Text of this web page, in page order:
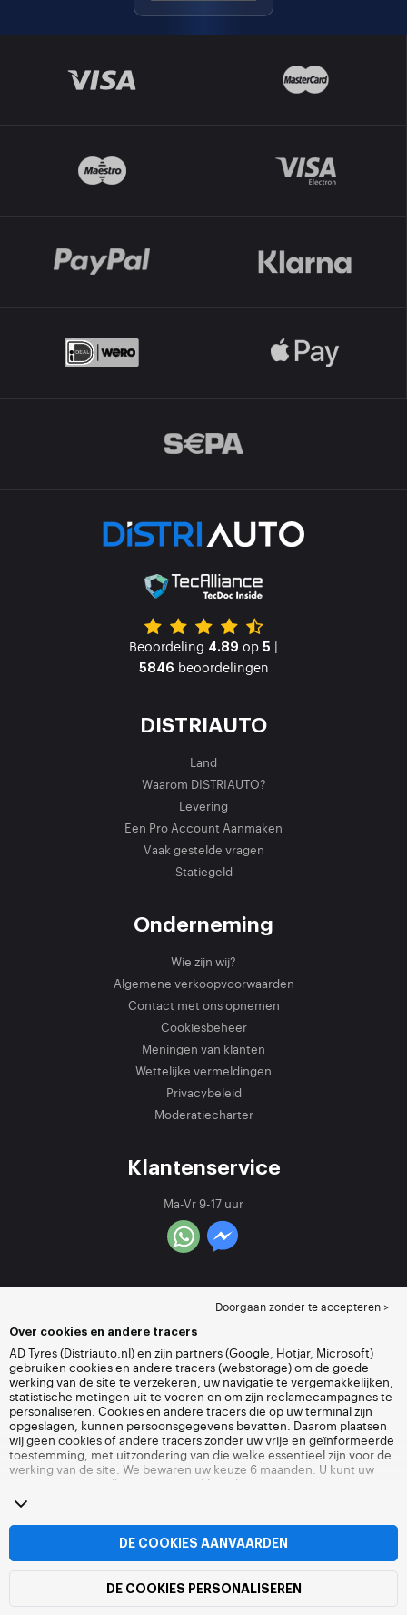
Beoordeling 4.89 op 5 |
5846 beoordelingen
DISTRIAUTO
Land
Waarom DISTRIAUTO?
Levering
Een Pro Account Aanmaken
Vaak gestelde vragen
Statiegeld
Onderneming
Wie zijn wij?
Algemene verkoopvoorwaarden
Contact met ons opnemen
Cookiesbeheer
Meningen van klanten
Wettelijke vermeldingen
Privacybeleid
Moderatiecharter
Klantenservice
Ma-Vr 9-17 uur
Doorgaan zonder te accepteren >
Over cookies en andere tracers
AD Tyres (Distriauto.nl) en zijn partners (Google, Hotjar, Microsoft)
gebruiken cookies en andere tracers (webstorage) om de goede
werking van de site te verzekeren, uw navigatie te vergemakkelijken,
statistische metingen uit te voeren en om zijn reclamecampagnes te
personaliseren. Cookies en andere tracers die op uw terminal zijn
opgeslagen, kunnen persoonsgegevens bevatten. Daarom plaatsen
wij geen cookies of andere tracers zonder uw vrije en geïnformeerde
toestemming, met uitzondering van die welke essentieel zijn voor de
werking van de site. We bewaren uw keuze 6 maanden. U kunt uw
toestemming op elk moment intrekken door naar de pagina over
cookies en andere tracers
surfen zonder het deponeren van cookies of andere tracers te
aanvaarden. Weigering verhindert de toegang tot diensten niet
Distriauto.nl. Voor meer informatie,bezoek de cookies en andere
tracers
DE COOKIES AANVAARDEN
DE COOKIES PERSONALISEREN